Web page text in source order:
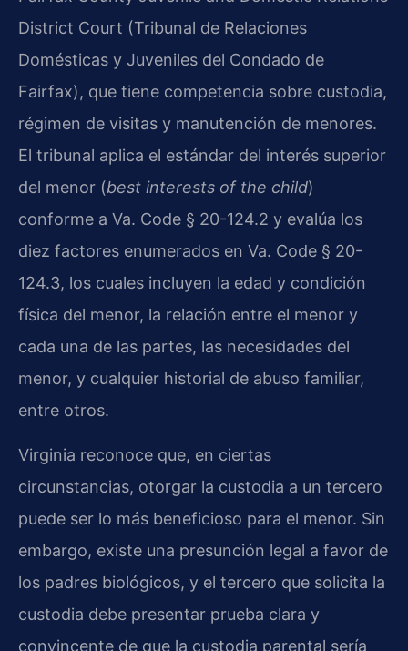
District Court (Tribunal de Relaciones
Domésticas y Juveniles del Condado de
Fairfax), que tiene competencia sobre custodia,
régimen de visitas y manutención de menores.
El tribunal aplica el estándar del interés superior
del menor (best interests of the child)
conforme a Va. Code § 20-124.2 y evalúa los
diez factores enumerados en Va. Code § 20-
124.3, los cuales incluyen la edad y condición
física del menor, la relación entre el menor y
cada una de las partes, las necesidades del
menor, y cualquier historial de abuso familiar,
entre otros.
Virginia reconoce que, en ciertas
circunstancias, otorgar la custodia a un tercero
puede ser lo más beneficioso para el menor. Sin
embargo, existe una presunción legal a favor de
los padres biológicos, y el tercero que solicita la
custodia debe presentar prueba clara y
convincente de que la custodia parental sería